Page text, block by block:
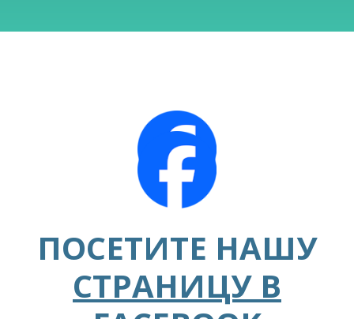
ПОСЕТИТЕ НАШУ
СТРАНИЦУ В